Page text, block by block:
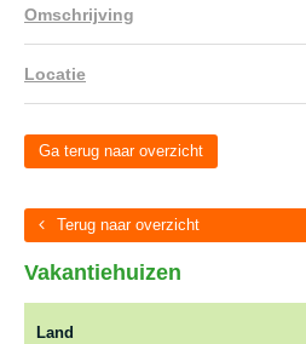
Omschrijving
Locatie
Ga terug naar overzicht
Terug naar overzicht
Vakantiehuizen
Land